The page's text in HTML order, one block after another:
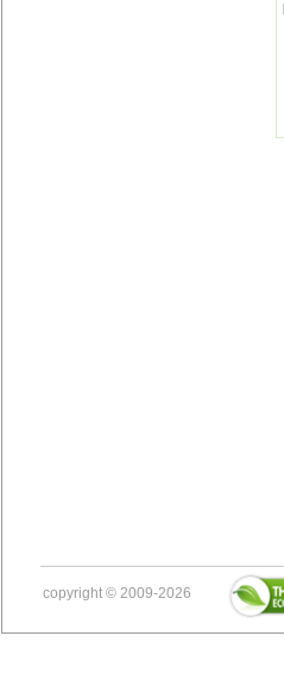
copyright © 2009-2026